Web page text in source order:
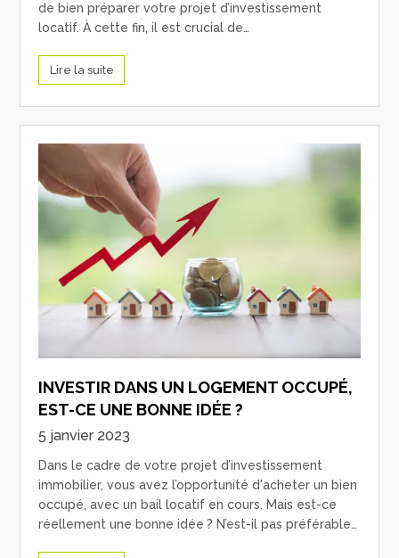
de bien préparer votre projet d’investissement
locatif. À cette fin, il est crucial de…
Lire la suite
INVESTIR DANS UN LOGEMENT OCCUPÉ,
EST-CE UNE BONNE IDÉE ?
5 janvier 2023
Dans le cadre de votre projet d’investissement
immobilier, vous avez l’opportunité d'acheter un bien
occupé, avec un bail locatif en cours. Mais est-ce
réellement une bonne idée ? N’est-il pas préférable…